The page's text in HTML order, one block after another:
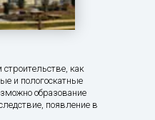
как
и пологоскатные
образование
появление в